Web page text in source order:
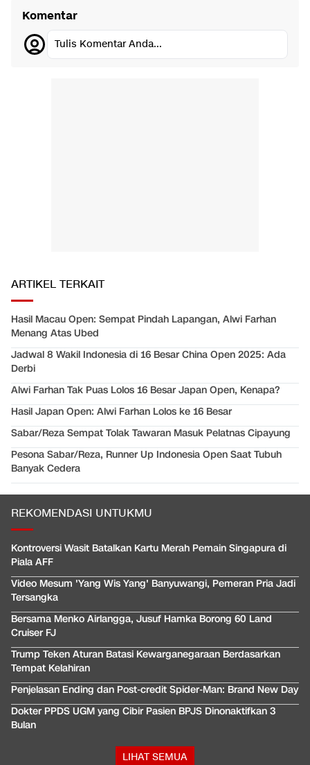
Komentar
Tulis Komentar Anda...
ARTIKEL TERKAIT
Hasil Macau Open: Sempat Pindah Lapangan, Alwi Farhan
Menang Atas Ubed
Jadwal 8 Wakil Indonesia di 16 Besar China Open 2025: Ada
Derbi
Alwi Farhan Tak Puas Lolos 16 Besar Japan Open, Kenapa?
Hasil Japan Open: Alwi Farhan Lolos ke 16 Besar
Sabar/Reza Sempat Tolak Tawaran Masuk Pelatnas Cipayung
Pesona Sabar/Reza, Runner Up Indonesia Open Saat Tubuh
Banyak Cedera
REKOMENDASI UNTUKMU
Kontroversi Wasit Batalkan Kartu Merah Pemain Singapura di
Piala AFF
Video Mesum 'Yang Wis Yang' Banyuwangi, Pemeran Pria Jadi
Tersangka
Bersama Menko Airlangga, Jusuf Hamka Borong 60 Land
Cruiser FJ
Trump Teken Aturan Batasi Kewarganegaraan Berdasarkan
Tempat Kelahiran
Penjelasan Ending dan Post-credit Spider-Man: Brand New Day
Dokter PPDS UGM yang Cibir Pasien BPJS Dinonaktifkan 3
Bulan
LIHAT SEMUA